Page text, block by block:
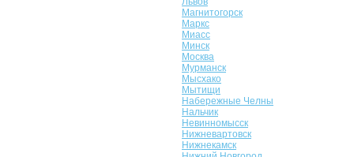
Магнитогорск
Маркс
Миасс
Минск
Москва
Мурманск
Мысхако
Мытищи
Набережные Челны
Нальчик
Невинномысск
Нижневартовск
Нижнекамск